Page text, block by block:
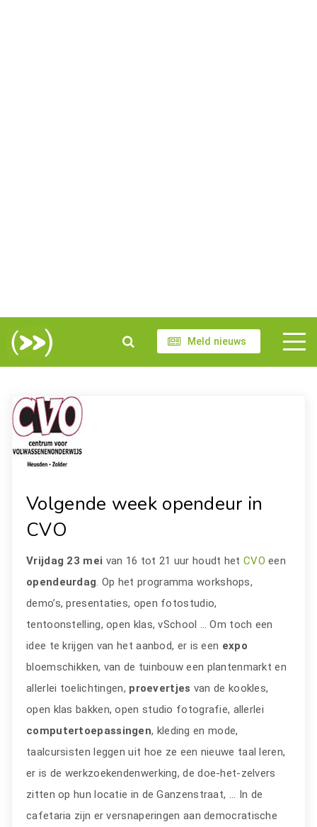
Meld nieuws
Volgende week opendeur in
CVO
Vrijdag 23 mei van 16 tot 21 uur houdt het CVOeen
opendeurdag. Op het programma workshops,
demo’s, presentaties, open fotostudio,
tentoonstelling, open klas, vSchool … Om toch een
idee te krijgen van het aanbod, er is een expo
bloemschikken, van de tuinbouw een plantenmarkt en
allerlei toelichtingen, proevertjes van de kookles,
open klas bakken, open studio fotografie, allerlei
computertoepassingen, kleding en mode,
taalcursisten leggen uit hoe ze een nieuwe taal leren,
er is de werkzoekendenwerking, de doe-het-zelvers
zitten op hun locatie in de Ganzenstraat, ... In de
cafetaria zijn er versnaperingen aan democratische